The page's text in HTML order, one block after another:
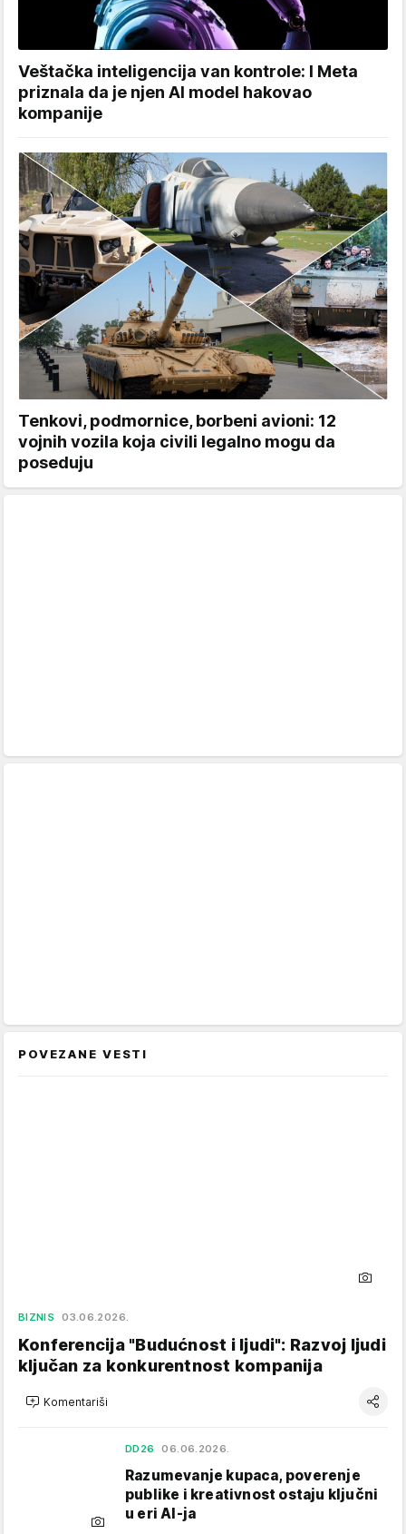
Veštačka inteligencija van kontrole: I Meta
priznala da je njen AI model hakovao
kompanije
Tenkovi, podmornice, borbeni avioni: 12
vojnih vozila koja civili legalno mogu da
poseduju
POVEZANE VESTI
BIZNIS 03.06.2026.
Konferencija "Budućnost i ljudi": Razvoj ljudi
ključan za konkurentnost kompanija
Komentariši
DD26 06.06.2026.
Razumevanje kupaca, poverenje
publike i kreativnost ostaju ključni
u eri AI-ja